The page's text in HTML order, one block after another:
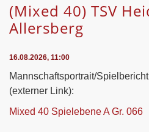
(Mixed 40) TSV
Allersberg
16.08.2026, 11:00
Mannschaftsportrait/
(externer Link):
Mixed 40 Spielebene A Gr. 066